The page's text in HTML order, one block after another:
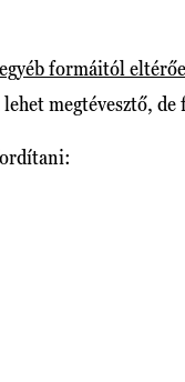
formáitól
megtévesztő,